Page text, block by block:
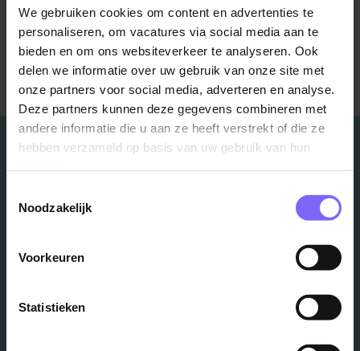
We gebruiken cookies om content en advertenties te
personaliseren, om vacatures via social media aan te
bieden en om ons websiteverkeer te analyseren. Ook
delen we informatie over uw gebruik van onze site met
onze partners voor social media, adverteren en analyse.
Deze partners kunnen deze gegevens combineren met
andere informatie die u aan ze heeft verstrekt of die ze
hebben verzameld op basis van uw gebruik van hun
Noodzakelijk
Voorkeuren
Statistieken
Terug naar alle items
in je mailbox?
Schrijf je in en we houden je op de hoogte